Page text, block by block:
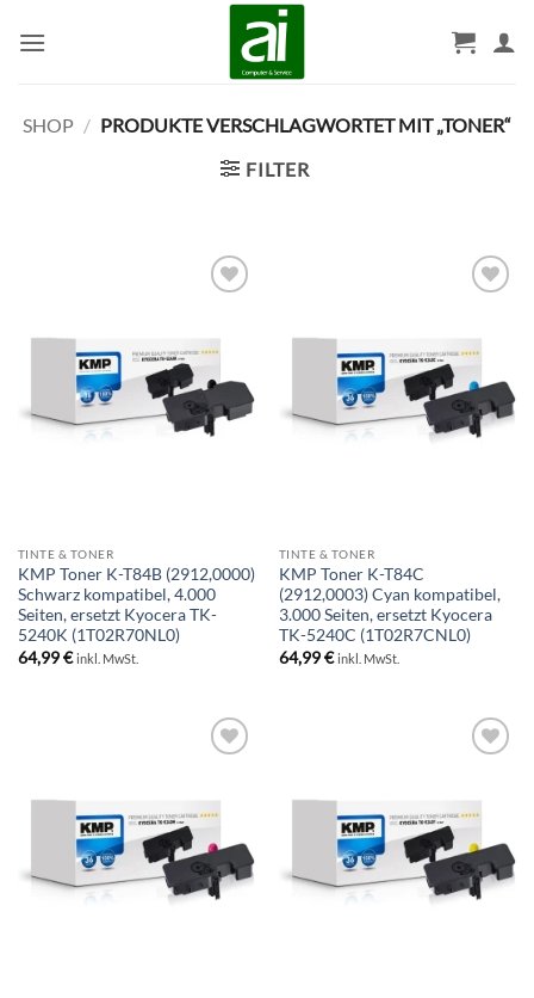
Inhalt
SHOP / PRODUKTE VERSCHLAGWORTET MIT „TONER“
FILTER
TINTE & TONER
KMP Toner K-T84B (2912,0000)
Schwarz kompatibel, 4.000
Seiten, ersetzt Kyocera TK-
5240K (1T02R70NL0)
64,99€ inkl. MwSt.
TINTE & TONER
KMP Toner K-T84C
(2912,0003) Cyan kompatibel,
3.000 Seiten, ersetzt Kyocera
TK-5240C (1T02R7CNL0)
64,99€ inkl. MwSt.